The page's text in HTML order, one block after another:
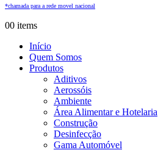
*chamada para a rede movel nacional
00 items
Início
Quem Somos
Produtos
Aditivos
Aerossóis
Ambiente
Área Alimentar e Hotelaria
Construção
Desinfecção
Gama Automóvel